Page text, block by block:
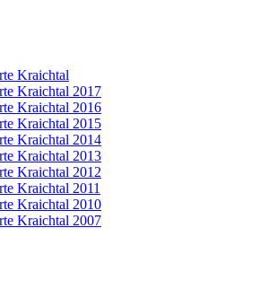
Kraichtal
Kraichtal 2017
Kraichtal 2016
Kraichtal 2015
Kraichtal 2014
Kraichtal 2013
Kraichtal 2012
Kraichtal 2011
Kraichtal 2010
Kraichtal 2007